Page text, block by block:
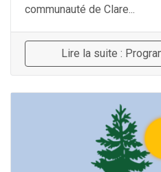
communauté de Clare...
Lire la suite :